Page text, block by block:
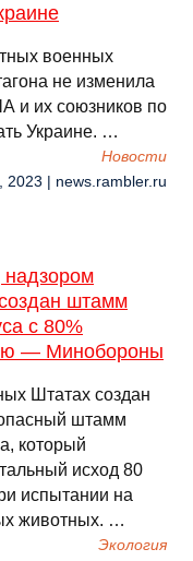
военных
не изменила
и их союзников по
Украине. …
Новости
2023 | news.rambler.ru
штамм
с 80%
— Минобороны
Штатах создан
штамм
который
исход 80
испытании на
животных. …
Экология